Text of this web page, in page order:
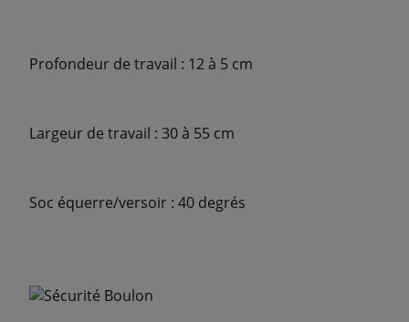
Profondeur de travail : 12 à 5 cm
Largeur de travail : 30 à 55 cm
Soc équerre/versoir : 40 degrés